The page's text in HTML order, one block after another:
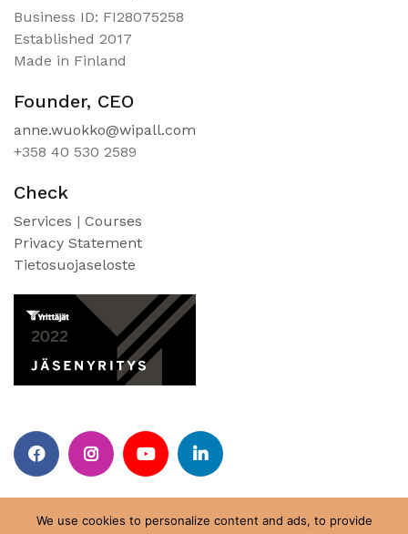
Business ID: FI28075258
Established 2017
Made in Finland
Founder, CEO
anne.wuokko@wipall.com
+358 40 530 2589
Check
Services | Courses
Privacy Statement
Tietosuojaseloste
We use cookies to personalize content and ads, to provide